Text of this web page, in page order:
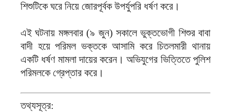
শিশুটিকে ঘরে নিয়ে জোরপূর্বক উপর্যুপরি ধর্ষণ করে।
এই ঘটনায় মঙ্গলবার (৯ জুন) সকালে ভুক্তভোগী শিশুর বাবা
বাদী হয়ে পরিমল ভক্তকে আসামি করে চিতলমারী থানায়
একটি ধর্ষণ মামলা দায়ের করেন। অভিযুগের ভিত্তিতে পুলিশ
পরিমলকে গ্রেপ্তার করে।
তথ্যসূত্র: